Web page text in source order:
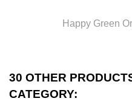
Happy Green
30 OTHER
CATEGORY: